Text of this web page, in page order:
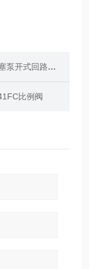
式回路PV063
比例阀